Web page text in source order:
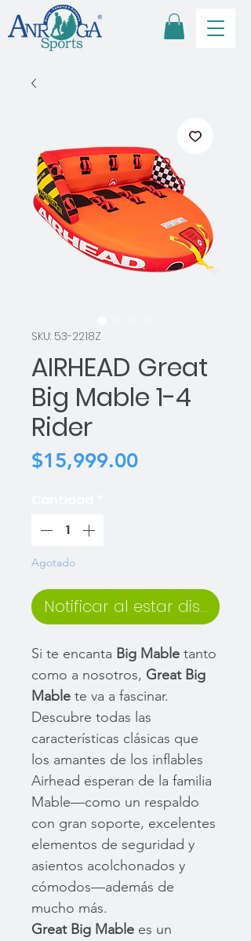
SKU: 53-2218Z
AIRHEAD Great
Big Mable 1-4
Rider
$15,999.00Precio
Agotado
Notificar al estar disponible
Si te encanta Big Mable tanto
como a nosotros, Great Big
Mable te va a fascinar.
Descubre todas las
características clásicas que
los amantes de los inflables
Airhead esperan de la familia
Mable—como un respaldo
con gran soporte, excelentes
elementos de seguridad y
asientos acolchonados y
cómodos—además de
mucho más.
Great Big Mable es un